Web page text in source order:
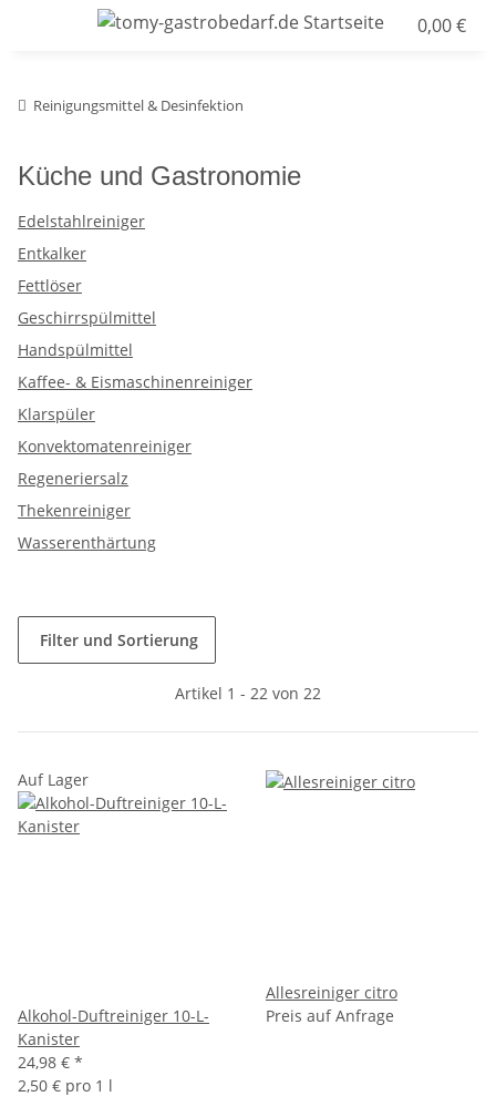
0,00 €
Reinigungsmittel & Desinfektion
Küche und Gastronomie
Edelstahlreiniger
Entkalker
Fettlöser
Geschirrspülmittel
Handspülmittel
Kaffee- & Eismaschinenreiniger
Klarspüler
Konvektomatenreiniger
Regeneriersalz
Thekenreiniger
Wasserenthärtung
Filter und Sortierung
Artikel 1 - 22 von 22
Auf Lager
Alkohol-Duftreiniger 10-L-
Kanister
24,98 € *
2,50 € pro 1 l
Allesreiniger citro
Preis auf Anfrage